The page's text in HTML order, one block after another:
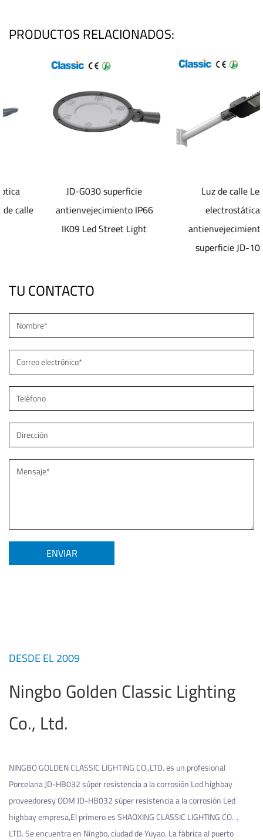
PRODUCTOS RELACIONADOS:
JD-G030 superficie
antienvejecimiento IP66
IK09 Led Street Light
Luz de calle Led
electrostática
antienvejecimiento de
superficie JD-1072
TU CONTACTO
DESDE EL 2009
Ningbo Golden Classic Lighting
Co., Ltd.
NINGBO GOLDEN CLASSIC LIGHTING CO.,LTD. es un profesional
Porcelana JD-HB032 súper resistencia a la corrosión Led highbay
proveedoresyODM JD-HB032 súper resistencia a la corrosión Led
highbay empresa,El primero es SHAOXING CLASSIC LIGHTING CO.，
LTD. Se encuentra en Ningbo, ciudad de Yuyao. La fábrica al puerto